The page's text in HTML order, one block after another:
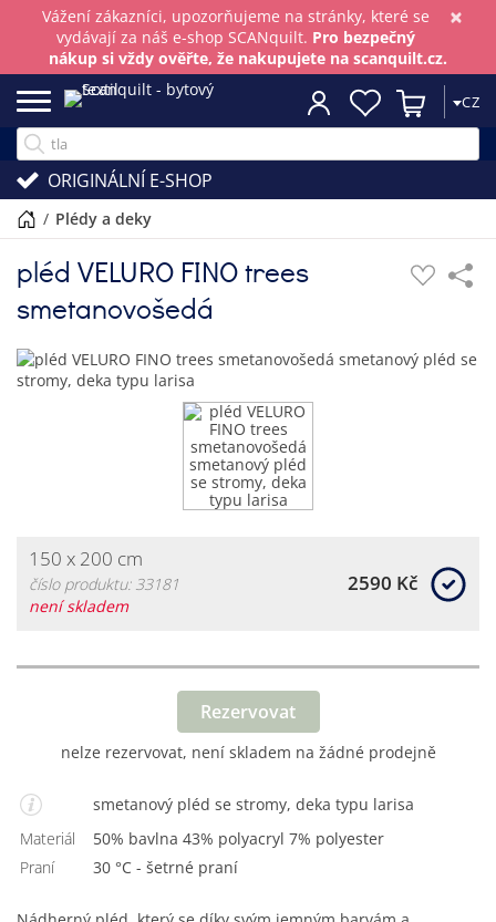
×
Vážení zákazníci, upozorňujeme na stránky, které se
vydávají za náš e-shop SCANquilt. Pro bezpečný
nákup si vždy ověřte, že nakupujete na scanquilt.cz.
CZ
ORIGINÁLNÍ E-SHOP
/ plédy a deky
pléd VELURO FINO trees
smetanovošedá
150 x 200 cm
číslo produktu: 33181
není skladem
2590 Kč
Rezervovat
nelze rezervovat, není skladem na žádné prodejně
smetanový pléd se stromy, deka typu larisa
Materiál
50% bavlna 43% polyacryl 7% polyester
Praní
30 °C - šetrné praní